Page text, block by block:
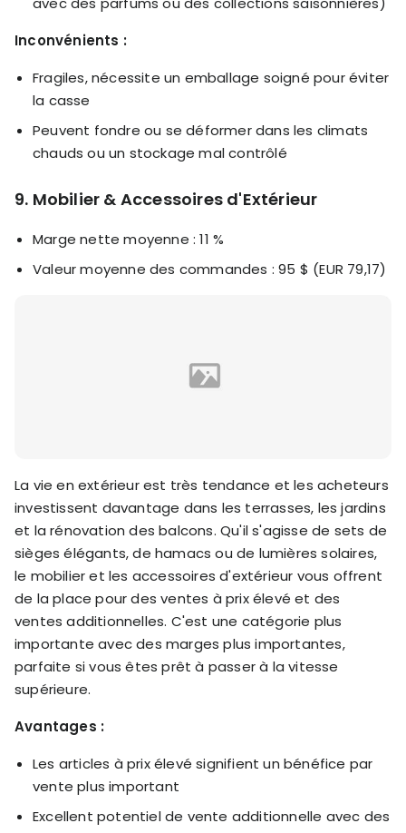
Inconvénients :
Fragiles, nécessite un emballage soigné pour éviter
la casse
Peuvent fondre ou se déformer dans les climats
chauds ou un stockage mal contrôlé
9. Mobilier & Accessoires d'Extérieur
Marge nette moyenne : 11 %
Valeur moyenne des commandes : 95 $ (EUR 79,17)
La vie en extérieur est très tendance et les acheteurs
investissent davantage dans les terrasses, les jardins
et la rénovation des balcons. Qu'il s'agisse de sets de
sièges élégants, de hamacs ou de lumières solaires,
le mobilier et les accessoires d'extérieur vous offrent
de la place pour des ventes à prix élevé et des
ventes additionnelles. C'est une catégorie plus
importante avec des marges plus importantes,
parfaite si vous êtes prêt à passer à la vitesse
supérieure.
Avantages :
Les articles à prix élevé signifient un bénéfice par
vente plus important
Excellent potentiel de vente additionnelle avec des